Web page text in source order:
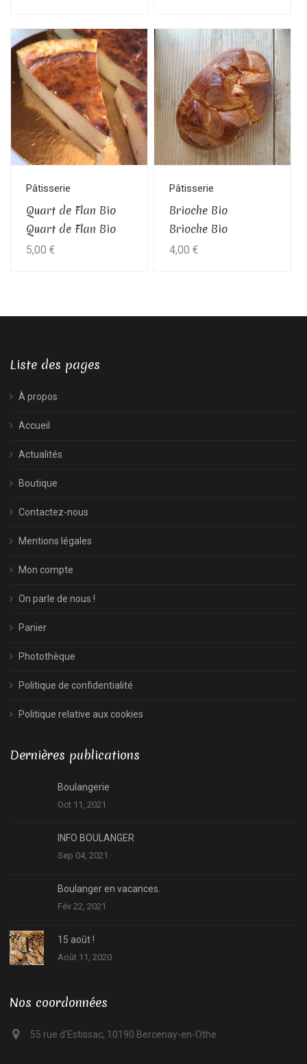
produit
Pâtisserie
Quart de Flan Bio
Quart de Flan Bio
5,00 €
Ce
produit
plusieurs
variations.
Les
options
peuvent
être
choisies
Pâtisserie
Brioche Bio
Brioche Bio
4,00 €
Liste des pages
À propos
Accueil
Actualités
Boutique
Contactez-nous
Mentions légales
Mon compte
On parle de nous !
Panier
Photothèque
Politique de confidentialité
Politique relative aux cookies
Dernières publications
Boulangerie
Oct 11, 2021
INFO BOULANGER
Sep 04, 2021
Boulanger en vacances.
Fév 22, 2021
15 août !
Août 11, 2020
Nos coordonnées
55 rue d’Estissac, 10190 Bercenay-en-Othe